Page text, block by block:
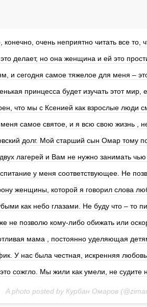
конечно, очень неприятно читать все
делает, но она женщина и ей это
и сегодня самое тяжелое для меня –
принцесса будет изучать этот
что мы с Ксенией как взрослые люди
самое святое, и я всю свою жизнь ,
долг. Мой старший сын Омар тому
лагерей и Вам не нужно занимать
у меня соответствующее. Не
женщины, которой я говорил слова
как небо глазами. Не буду что – то
не позволю кому-либо обижать или
мама , постоянно уделяющая
У нас была честная, искренняя
сожгло. Мы жили как умели, не судите
A photo posted by Курбан Омаров